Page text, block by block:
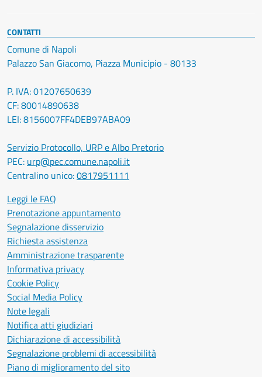
CONTATTI
Comune di Napoli
Palazzo San Giacomo, Piazza Municipio - 80133
P. IVA: 01207650639
CF: 80014890638
LEI: 8156007FF4DEB97ABA09
Servizio Protocollo, URP e Albo Pretorio
PEC: urp@pec.comune.napoli.it
Centralino unico:0817951111
Leggi le FAQ
Prenotazione appuntamento
Segnalazione disservizio
Richiesta assistenza
Amministrazione trasparente
Informativa privacy
Cookie Policy
Social Media Policy
Note legali
Notifica atti giudiziari
Dichiarazione di accessibilità
Segnalazione problemi di accessibilità
Piano di miglioramento del sito